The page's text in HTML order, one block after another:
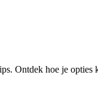
Ontdek hoe je